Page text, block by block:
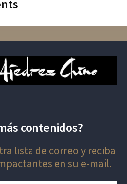
contenidos?
lista de correo y reciba
en su e-mail.